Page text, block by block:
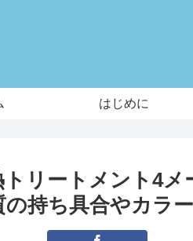
はじめに
トリートメント4
の持ち具合やカラ